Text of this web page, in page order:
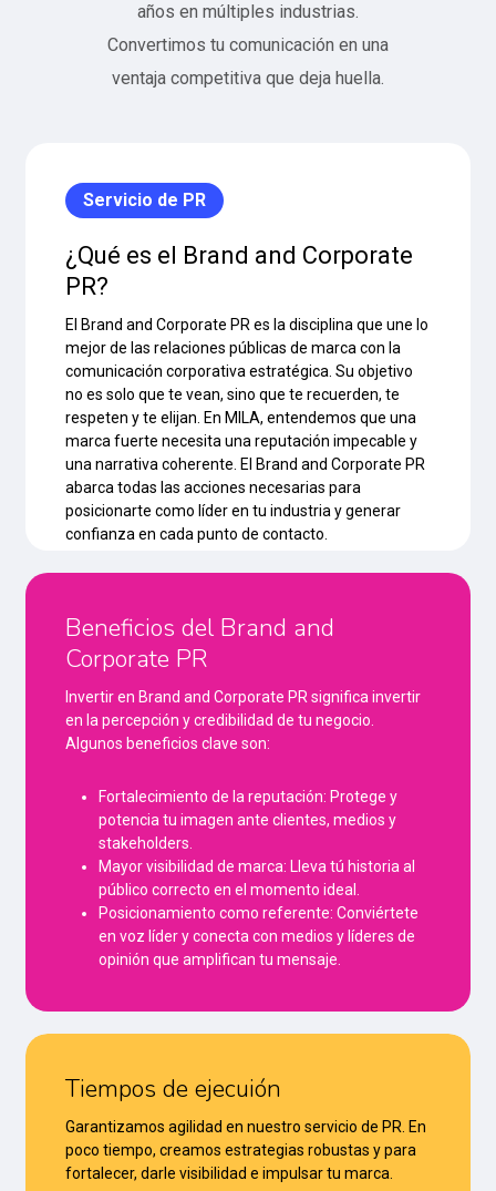
años en múltiples industrias.
Convertimos tu comunicación en una
ventaja competitiva que deja huella.
Servicio de PR
¿Qué es el Brand and Corporate
PR?
El Brand and Corporate PR es la disciplina que une lo
mejor de las relaciones públicas de marca con la
comunicación corporativa estratégica. Su objetivo
no es solo que te vean, sino que te recuerden, te
respeten y te elijan. En MILA, entendemos que una
marca fuerte necesita una reputación impecable y
una narrativa coherente. El Brand and Corporate PR
abarca todas las acciones necesarias para
posicionarte como líder en tu industria y generar
confianza en cada punto de contacto.
Beneficios del Brand and
Corporate PR
Invertir en Brand and Corporate PR significa invertir
en la percepción y credibilidad de tu negocio.
Algunos beneficios clave son:
Fortalecimiento de la reputación: Protege y
potencia tu imagen ante clientes, medios y
stakeholders.
Mayor visibilidad de marca: Lleva tú historia al
público correcto en el momento ideal.
Posicionamiento como referente: Conviértete
en voz líder y conecta con medios y líderes de
opinión que amplifican tu mensaje.
Tiempos de ejecuión
Garantizamos agilidad en nuestro servicio de PR. En
poco tiempo, creamos estrategias robustas y para
fortalecer, darle visibilidad e impulsar tu marca.